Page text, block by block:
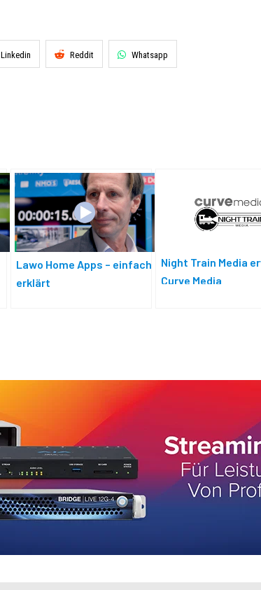
Linkedin Reddit Whatsapp
Lawo Home Apps – einfach
erklärt
Night Train Media
Curve Media